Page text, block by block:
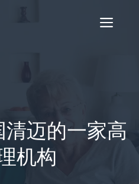
菜
迈的一家高
机构